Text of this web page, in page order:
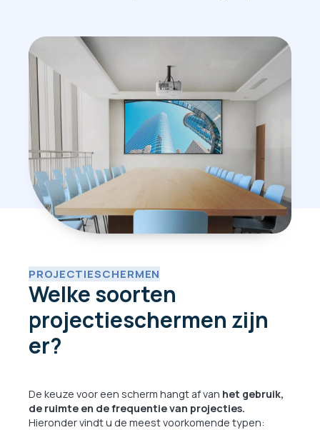
PROJECTIESCHERMEN
Welke soorten
projectieschermen zijn
er?
De keuze voor een scherm hangt af van het gebruik,
de ruimte en de frequentie van projecties.
Hieronder vindt u de meest voorkomende typen: